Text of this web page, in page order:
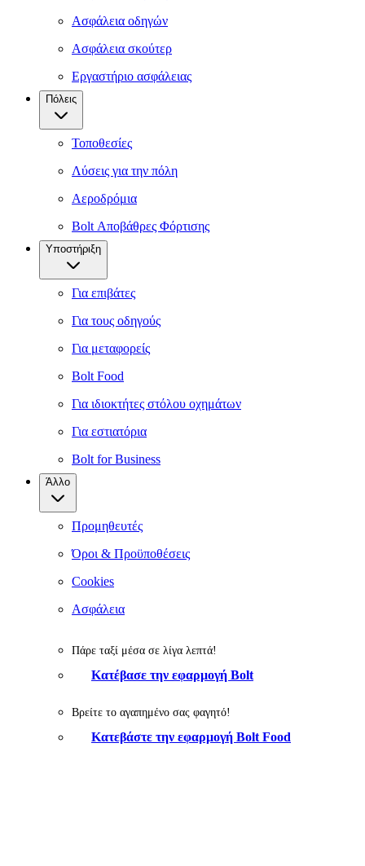
Ασφάλεια οδηγών
Ασφάλεια σκούτερ
Εργαστήριο ασφάλειας
Πόλεις
Τοποθεσίες
Λύσεις για την πόλη
Αεροδρόμια
Bolt Αποβάθρες Φόρτισης
Υποστήριξη
Για επιβάτες
Για τους οδηγούς
Για μεταφορείς
Bolt Food
Για ιδιοκτήτες στόλου οχημάτων
Για εστιατόρια
Bolt for Business
Άλλο
Προμηθευτές
Όροι & Προϋποθέσεις
Cookies
Ασφάλεια
Πάρε ταξί μέσα σε λίγα λεπτά!
Κατέβασε την εφαρμογή Bolt
Βρείτε το αγαπημένο σας φαγητό!
Κατεβάστε την εφαρμογή Bolt Food